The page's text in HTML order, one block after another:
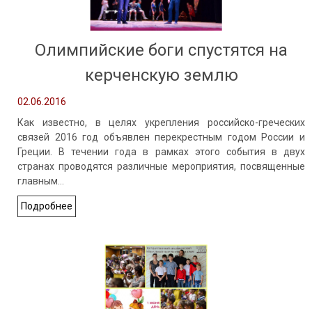
Олимпийские боги спустятся на
керченскую землю
02.06.2016
Как известно, в целях укрепления российско-греческих
связей 2016 год объявлен перекрестным годом России и
Греции. В течении года в рамках этого события в двух
странах проводятся различные мероприятия, посвященные
главным…
Подробнее